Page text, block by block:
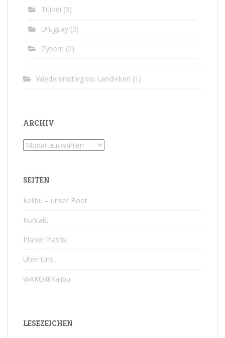
Türkei (3)
Uruguay (3)
Zypern (2)
Wiedereinstieg ins Landleben (1)
ARCHIV
Archiv
SEITEN
Kalibu – unser Boot
Kontakt
Planet Plastik
Über Uns
WAKO@Kalibu
LESEZEICHEN